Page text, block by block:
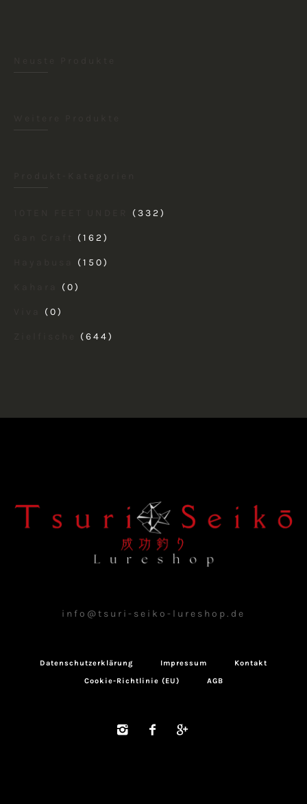
(332)
(162)
(150)
(0)
(0)
(644)
info@tsuri-seiko-lureshop.de
Datenschutzerklärung Impressum
Kontakt
Cookie-Richtlinie (EU)
AGB